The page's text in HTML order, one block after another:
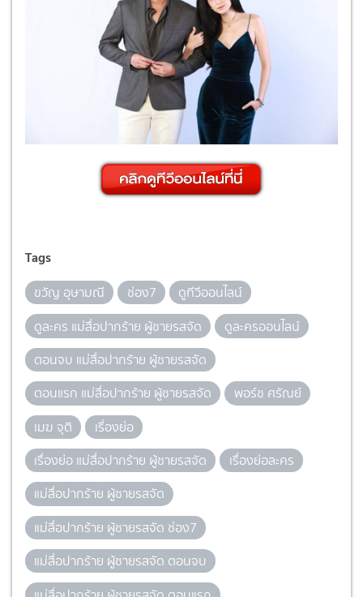
Tags
ขวัญ อุษามณี ช่อง7
ดูทีวีออนไลน์
ดูละคร แม่สื่อปากร้าย ผู้ชายรสจัด
ดูละครออนไลน์
ตอนจบ แม่สื่อปากร้าย ผู้ชายรสจัด
ตอนแรก แม่สื่อปากร้าย ผู้ชายรสจัด
พอร์ช ศรัณย์
เมฆ จุติ
เรื่องย่อ
เรื่องย่อ แม่สื่อปากร้าย ผู้ชายรสจัด
เรื่องย่อละคร
แม่สื่อปากร้าย ผู้ชายรสจัด
แม่สื่อปากร้าย ผู้ชายรสจัด ช่อง7
แม่สื่อปากร้าย ผู้ชายรสจัด ตอนจบ